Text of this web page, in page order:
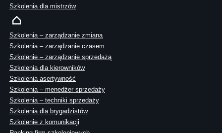
Szkolenia dla mistrzów
Szkolenia – zarządzanie zmianą
Szkolenia – zarządzanie czasem
Szkolenie – zarządzanie sprzedażą
Szkolenia dla kierowników
Szkolenia asertywność
Szkolenia – menedżer sprzedaży
Szkolenia – techniki sprzedaży
Szkolenia dla brygadzistów
Szkolenie z komunikacji